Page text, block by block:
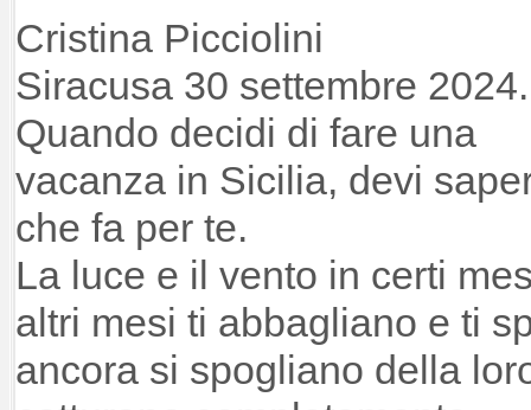
Cristina Picciolini
Siracusa 30 settembre 2024.
Quando decidi di fare una
vacanza in Sicilia, devi
che fa per te.
La luce e il vento in certi
altri mesi ti abbagliano e ti
ancora si spogliano della